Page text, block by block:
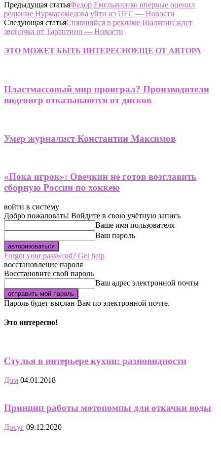
Предыдущая статьяФедор Емельяненко впервые оценил
решение Нурмагомедова уйти из UFC — Новости
Следующая статьяСнявшийся в рекламе Шаляпин ждет
звоночка от Тарантино — Новости
ЭТО МОЖЕТ БЫТЬ ИНТЕРЕСНОЕЩЕ ОТ АВТОРА
Пластмассовый мир проиграл? Производители
видеоигр отказываются от дисков
Умер журналист Константин Максимов
«Пока игрок»: Овечкин не готов возглавить
сборную России по хоккею
войти в систему
Добро пожаловать! Войдите в свою учётную запись
Ваше имя пользователя
Ваш пароль
Forgot your password? Get help
восстановление пароля
Восстановите свой пароль
Ваш адрес электронной почты
Пароль будет выслан Вам по электронной почте.
Это интересно!
Стулья в интерьере кухни: разновидности
Дом 04.01.2018
Принцип работы мотопомпы для откачки воды
Досуг 09.12.2020